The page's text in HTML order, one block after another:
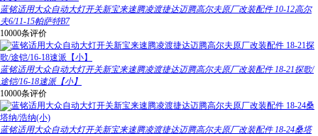
蓝铭适用大众自动大灯开关新宝来速腾凌渡捷达迈腾高尔夫原厂改装配件 10-12高尔
夫6/11-15帕萨特B7
10000条评价
蓝铭适用大众自动大灯开关新宝来速腾凌渡捷达迈腾高尔夫原厂改装配件 18-21探歌/
途铠/16-18速派【小】
10000条评价
蓝铭适用大众自动大灯开关新宝来速腾凌渡捷达迈腾高尔夫原厂改装配件 18-24桑塔